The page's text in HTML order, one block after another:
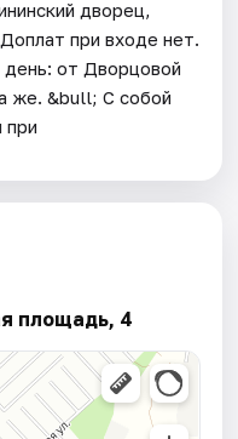
дворец,
при входе нет.
от Дворцовой
же. &bull; С собой
при
площадь, 4